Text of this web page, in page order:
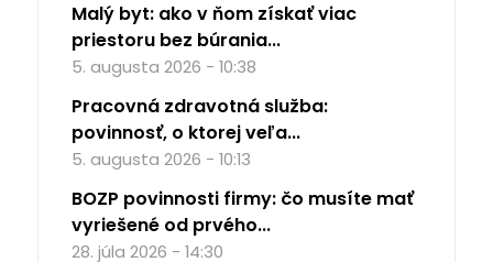
Malý byt: ako v ňom získať viac
priestoru bez búrania...
5. augusta 2026 - 10:38
Pracovná zdravotná služba:
povinnosť, o ktorej veľa...
5. augusta 2026 - 10:13
BOZP povinnosti firmy: čo musíte mať
vyriešené od prvého...
28. júla 2026 - 14:30